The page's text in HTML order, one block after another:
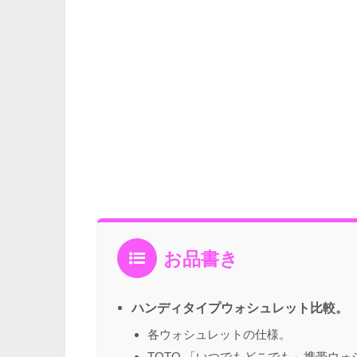
お品書き
ハンディタイプウォシュレット比較。
各ウォシュレットの仕様。